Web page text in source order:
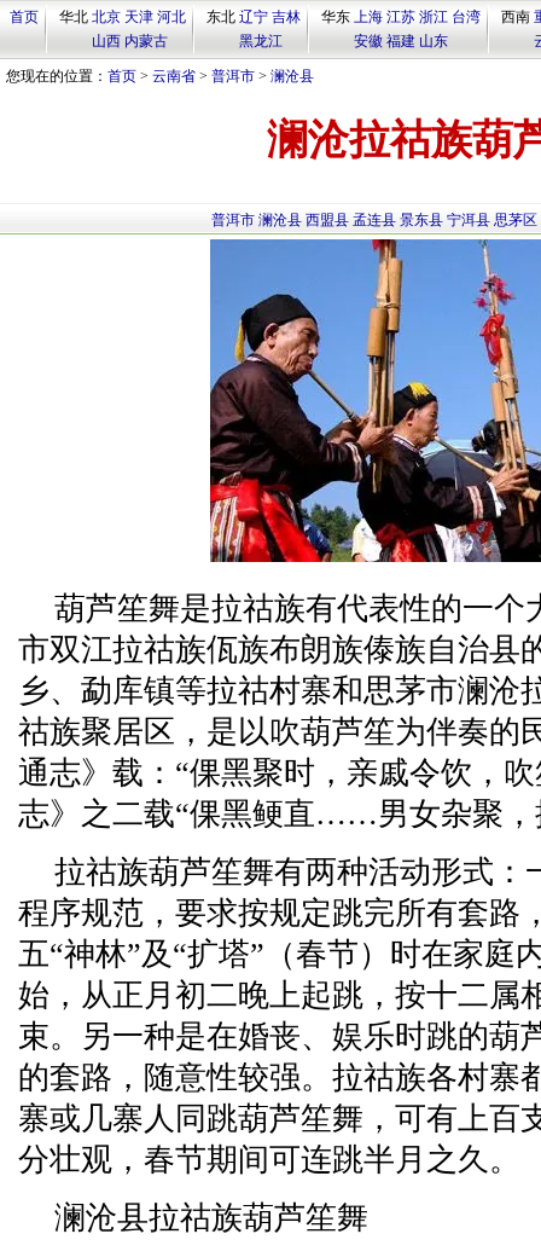
首页 华北 北京 天津 河北
山西 内蒙古
东北 辽宁 吉林
黑龙江
华东 上海 江苏 浙江 台湾
安徽 福建 山东
西南
您现在的位置： 首页 > 云南省 > 普洱市 > 澜沧县
澜沧拉祜族葫
普洱市 澜沧县 西盟县 孟连县 景东县 宁洱县 思茅区
葫芦笙舞是拉祜族有代表性的一个
市双江拉祜族佤族布朗族傣族自治县
乡、勐库镇等拉祜村寨和思茅市澜沧
祜族聚居区，是以吹葫芦笙为伴奏的
通志》载：“倮黑聚时，亲戚令饮，
志》之二载“倮黑鲠直……男女杂聚，
拉祜族葫芦笙舞有两种活动形式：
程序规范，要求按规定跳完所有套路
五“神林”及“扩塔”（春节）时在家庭
始，从正月初二晚上起跳，按十二属
束。另一种是在婚丧、娱乐时跳的葫
的套路，随意性较强。拉祜族各村寨
寨或几寨人同跳葫芦笙舞，可有上百
分壮观，春节期间可连跳半月之久。
澜沧县拉祜族葫芦笙舞